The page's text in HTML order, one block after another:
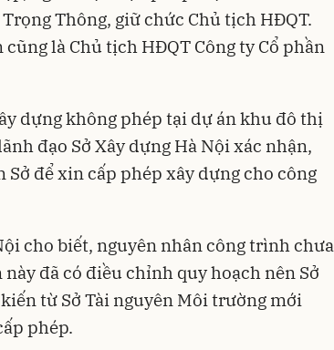
Thông, giữ chức Chủ tịch HĐQT.
là Chủ tịch HĐQT Công ty Cổ phần
dựng không phép tại dự án khu đô thị
đạo Sở Xây dựng Hà Nội xác nhận,
Sở để xin cấp phép xây dựng cho công
cho biết, nguyên nhân công trình chưa
đã có điều chỉnh quy hoạch nên Sở
từ Sở Tài nguyên Môi trường mới
phép.